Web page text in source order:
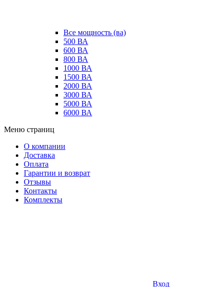
Все мощность (ва)
500 ВА
600 ВА
800 ВА
1000 ВА
1500 ВА
2000 ВА
3000 ВА
5000 ВА
6000 ВА
Меню страниц
О компании
Доставка
Оплата
Гарантии и возврат
Отзывы
Контакты
Комплекты
Вход